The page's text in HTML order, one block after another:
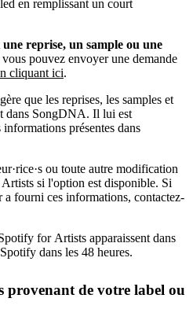
en remplissant un court
une reprise, un sample ou une
pouvez envoyer une demande
cliquant ici.
que les reprises, les samples et
dans SongDNA. Il lui est
présentes dans
ou toute autre modification
si l'option est disponible. Si
fourni ces informations, contactez-
for Artists apparaissent dans
dans les 48 heures.
provenant de votre label ou